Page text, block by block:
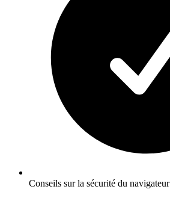
Conseils sur la sécurité du navigateur